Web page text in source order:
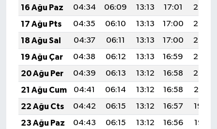
16 Ağu Paz
04:34 06:09 13:13 17:01
20:08
17 Ağu Pts
04:35 06:10 13:13 17:00
20:06
18 Ağu Sal
04:37 06:11 13:13 17:00
20:05
19 Ağu Çar
04:38 06:12 13:13 16:59
20:03
20 Ağu Per
04:39 06:13 13:12 16:58
20:02
21 Ağu Cum
04:41 06:14 13:12 16:58
20:01
22 Ağu Cts
04:42 06:15 13:12 16:57
19:59
23 Ağu Paz
04:43 06:15 13:12 16:56
19:58